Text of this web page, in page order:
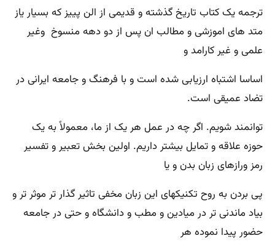
ترجمه یک کتاب تاریخ گذشته و قدیمی از الن پییز که بسیار یاز
متد های اموزشی و مطالب ان پس از دو دهه منسوخ وغیر
علمی و غیر کارامد و
اساسا اشتباه ارزیابی شده است و با فرهنگ و جامعه ایرانی در
تضاد عمیقی است.
توانمند شویم. اگر چه در عمل هر یک از ما، معمولاً به یک
حوزه علاقه‌ و تمایل بیشتر داریم. اولین بخش تعبیر و تفسیر
رمز ورازهای زبان بدن و یا
پی بردن به روح تکنیکهای این زبان مخفی تاثیر گذار تر موثر تر و
بیاد ماندنی تر در میادین و مطب و دانشگاه و حتی در جامعه
حضور پیدا نموده هر